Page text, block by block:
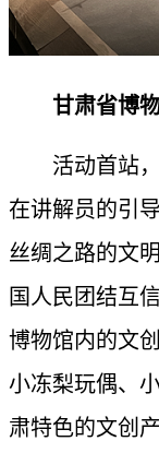
甘肃省博
活动首站
在讲解员的引
丝绸之路的文
国人民团结互
博物馆内的文
小冻梨玩偶、
肃特色的文创